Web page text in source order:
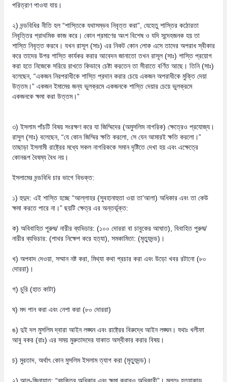
পরিত্রাণ পাওযা যায়।
২) দন্ডবিধির নীতি হল “শাস্তিকে যথাসম্ভব নিবৃত্ত করা”, যেহেতু শাস্তির কঠোরতা
নিবৃত্তির প্রাথমিক কাজ করে। কোন প্রমাণের অংশ বিশেষ ও যদি সন্দেহজনক হয় তা
শাস্তি নিবৃত্ত করবে। যখন রাসূল (সাঃ) এর নিকট কোন লোক এসে তাদের অপরাধ স্বীকার
করে তাদের উপর শাস্তি কার্যকর করার আবেদন জানাতো তখন রাসূল (সাঃ) শাস্তি প্রয়োগ
করা হতে নিজেকে সরিয়ে রাখতে কিভাবে চেষ্টা করতেন তা সীরাতে বর্ণিত আছে। তিনি (সাঃ)
বলেছেন, “একজন নিরপরাধীকে শাস্তি প্রদান করার চেয়ে একজন অপরাধীকে মুক্তি দেয়া
উত্তম।” একজন ইমামের জন্য ভুলক্রমে একজনকে শাস্তি দেয়ার চেয়ে ভুলক্রমে
একজনকে ক্ষমা করা উত্তম।”
৩) ইসলাম পাঁচটি বিষয় সংরক্ষণ করে যা জিম্মিদের (অমুসলিম নাগরিক) ক্ষেত্রেও প্রযোজ্য।
রাসুল (সাঃ) বলেছেন, “যে কোন জিম্মির ক্ষতি করলো, সে যেন আমারই ক্ষতি করলো।”
তাছাড়া ইসলামী রাষ্ট্রের মধ্যে সকল নাগরিককে সমান দৃষ্টিতে দেখা হয় এবং এক্ষেত্রে
কোনরূপ বৈষম্য বৈধ নয়।
ইসলামের দন্ডবিধি চার ভাগে বিভক্ত:
১) হুদুদ: এই শাস্তি হচ্ছে “আল্লাহর (সুবহানাহুতা ওয়া তা’আলা) অধিকার এবং তা কেউ
ক্ষমা করতে পারে না।” ছয়টি ক্ষেত্র এর অন্তর্ভূক্ত:
ক) অবিবাহিত পুরুষ/ নারীর ব্যভিচার: (১০০ দোররা বা চাবুকের আঘাত), বিবাহিত পুরুষ/
নারীর ব্যভিচার: (পাথর নিক্ষেপ করে হত্যা), সমকামিতা: (মৃত্যুদন্ড)।
খ) অপবাদ দেওয়া, সম্মান নষ্ট করা, মিথ্যা কথা প্রচার করা এবং উড়ো খবর রটানো (৮০
দোররা)।
গ) চুরি (হাত কাটা)
ঘ) মদ পান করা এবং নেশা করা (৮০ দোররা)
ঙ) দুই দল মুসলিম দ্বারা আইন লঙ্ঘন এবং রাষ্ট্রের বিরুদ্ধে আইন লঙ্ঘন। যথাঃ খলীফা
আবু বকর (রাঃ) এর সময় মুরুতাদদের যাকাত অস্বীকার করার বিষয়।
চ) মুরতাদ, অর্থাৎ কোন মুসলিম ইসলাম ত্যাগ করা (মৃত্যুদন্ড)।